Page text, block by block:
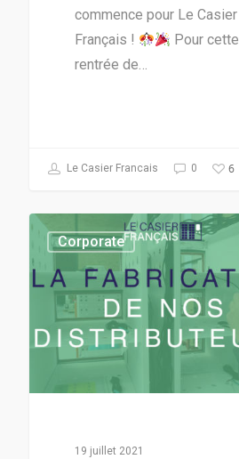
commence pour Le Casier
Français !
Pour cette
rentrée de…
Le Casier Francais 0 6
Corporate
19 juillet 2021